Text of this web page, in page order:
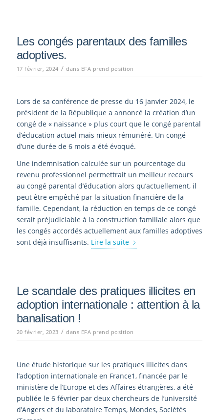
Les congés parentaux des familles
adoptives.
17 février, 2024 / dans EFA prend position
Lors de sa conférence de presse du 16 janvier 2024, le
président de la République a annoncé la création d’un
congé de « naissance » plus court que le congé parental
d’éducation actuel mais mieux rémunéré. Un congé
d’une durée de 6 mois a été évoqué.
Une indemnisation calculée sur un pourcentage du
revenu professionnel permettrait un meilleur recours
au congé parental d’éducation alors qu’actuellement, il
peut être empêché par la situation financière de la
famille. Cependant, la réduction en temps de ce congé
serait préjudiciable à la construction familiale alors que
les congés accordés actuellement aux familles adoptives
sont déjà insuffisants. Lire la suite
Le scandale des pratiques illicites en
adoption internationale : attention à la
banalisation !
20 février, 2023 / dans EFA prend position
Une étude historique sur les pratiques illicites dans
l’adoption internationale en France1 , financée par le
ministère de l’Europe et des Affaires étrangères, a été
publiée le 6 février par deux chercheurs de l’université
d’Angers et du laboratoire Temps, Mondes, Sociétés